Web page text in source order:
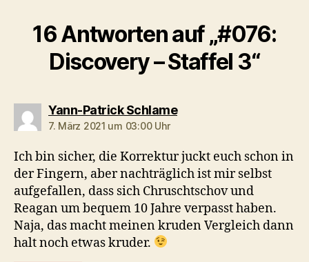
16 Antworten auf „#076:
Discovery – Staffel 3“
Yann-Patrick Schlamesagt:
7. März 2021 um 03:00 Uhr
Ich bin sicher, die Korrektur juckt euch schon in
der Fingern, aber nachträglich ist mir selbst
aufgefallen, dass sich Chruschtschov und
Reagan um bequem 10 Jahre verpasst haben.
Naja, das macht meinen kruden Vergleich dann
halt noch etwas kruder.